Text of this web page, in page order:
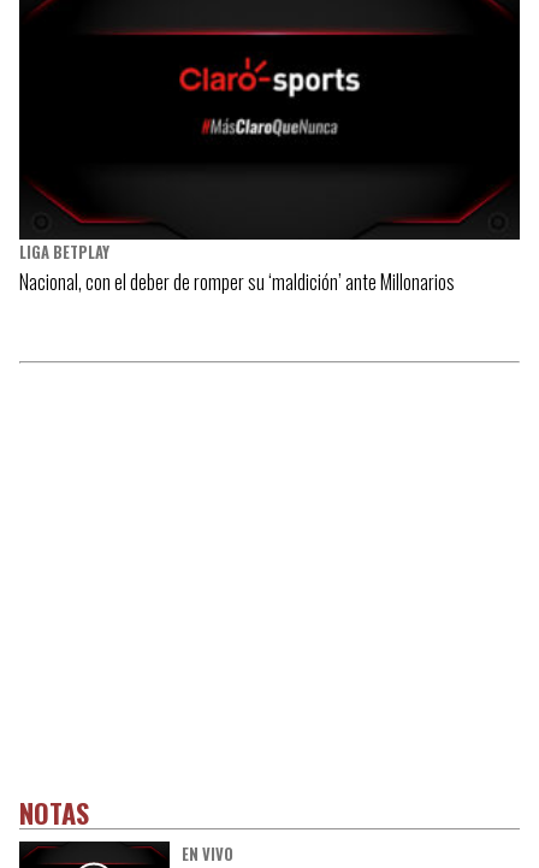
LIGA BETPLAY
Nacional, con el deber de romper su ‘maldición’ ante Millonarios
NOTAS
EN VIVO